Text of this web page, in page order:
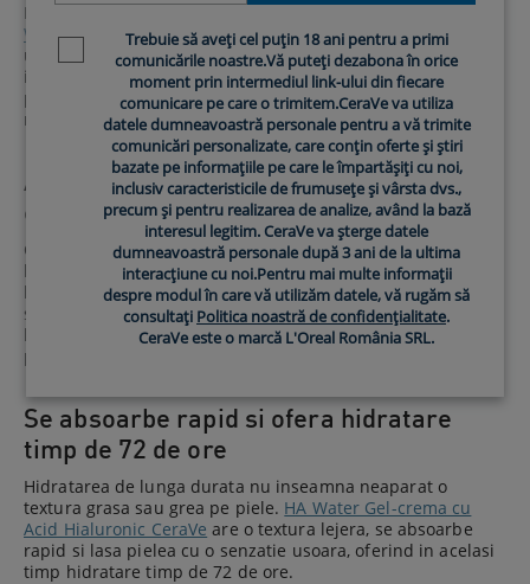
Datorita formulei sale pe baza de acid hialuronic,HA
Water Gel-crema cu Acid Hialuronic CeraVecu efect de
umplere, atrage si mentine apa in piele, oferind hidratare
intensa timp de 72 de ore. Aplica gelul pe fata si gat
pentru o hidratare de durata si pentru un aspect mai
neted si mai uniform al pielii.
Ajuta la sustinerea si refacerea barierei
cutanate cu ajutorul ceramidelor
Ceramidele joaca un rol esential si in aceasta crema
hidratanta sub forma de gel, contribuind la sustinerea
barierei cutanate. Formula contine trei ceramide esentiale
si Tehnologia Ceramide Booster, care ajuta la intarirea
barierei pielii, la mentinerea hidratarii si la protejarea
pielii de factorii externi.
Se absoarbe rapid si ofera hidratare
timp de 72 de ore
Hidratarea de lunga durata nu inseamna neaparat o
textura grasa sau grea pe piele. HA Water Gel-crema cu
Acid Hialuronic CeraVe are o textura lejera, se absoarbe
rapid si lasa pielea cu o senzatie usoara, oferind in acelasi
timp hidratare timp de 72 de ore.
Newsletter policy
Trebuie să aveți cel puțin 18 ani pentru a primi
comunicările noastre.Vă puteți dezabona în orice
moment prin intermediul link-ului din fiecare
comunicare pe care o trimitem.CeraVe va utiliza
datele dumneavoastră personale pentru a vă trimite
comunicări personalizate, care conțin oferte și știri
bazate pe informațiile pe care le împartășiți cu noi,
inclusiv caracteristicile de frumusețe și vârsta dvs.,
precum și pentru realizarea de analize, având la bază
interesul legitim. CeraVe va șterge datele
dumneavoastră personale după 3 ani de la ultima
interacțiune cu noi.Pentru mai multe informații
despre modul în care vă utilizăm datele, vă rugăm să
consultați Politica noastră de confidențialitate.
CeraVe este o marcă L'Oreal România SRL.